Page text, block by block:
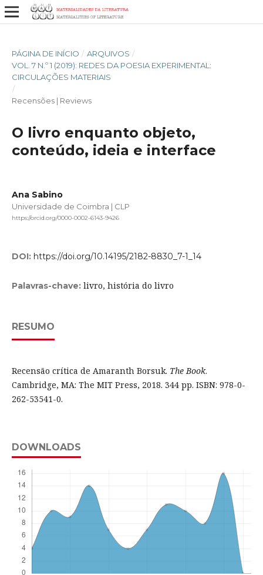
PÁGINA DE INÍCIO / ARQUIVOS /
VOL. 7 N.º 1 (2019): REDES DA POESIA EXPERIMENTAL:
CIRCULAÇÕES MATERIAIS
/
Recensões | Reviews
O livro enquanto objeto,
conteúdo, ideia e interface
Ana Sabino
Universidade de Coimbra | CLP
https://orcid.org/0000-0002-6143-9426
DOI: https://doi.org/10.14195/2182-8830_7-1_14
Palavras-chave: livro, história do livro
RESUMO
Recensão crítica de Amaranth Borsuk. The Book.
Cambridge, MA: The MIT Press, 2018. 344 pp. ISBN: 978-0-
262-53541-0.
DOWNLOADS